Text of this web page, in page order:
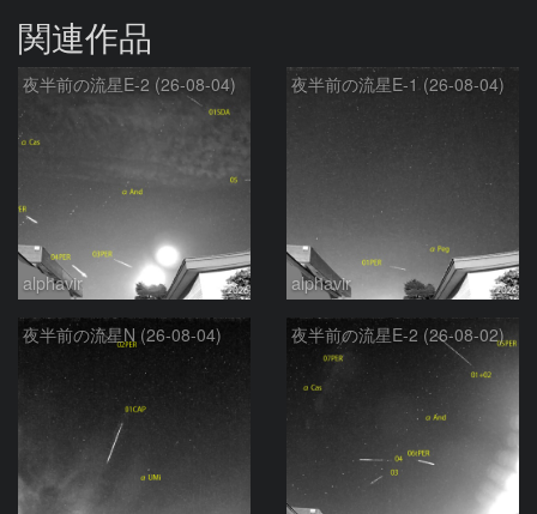
関連作品
夜半前の流星E-2 (26-08-04)
alphavir
夜半前の流星E-1 (26-08-04)
alphavir
夜半前の流星N (26-08-04) 夜半前の流星E-2 (26-08-02)